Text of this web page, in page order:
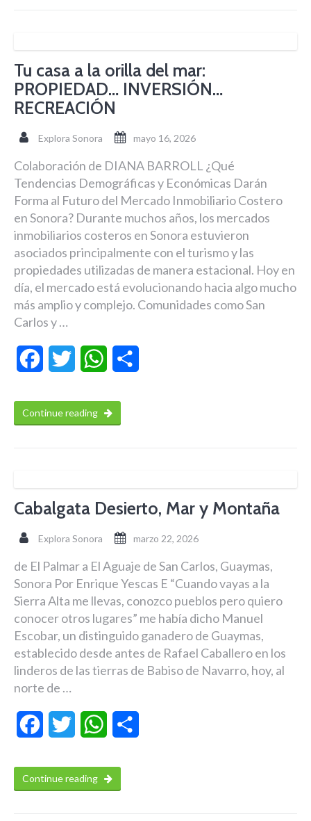
Tu casa a la orilla del mar:
PROPIEDAD… INVERSIÓN…
RECREACIÓN
Explora Sonora mayo 16, 2026
Colaboración de DIANA BARROLL ¿Qué
Tendencias Demográficas y Económicas Darán
Forma al Futuro del Mercado Inmobiliario Costero
en Sonora? Durante muchos años, los mercados
inmobiliarios costeros en Sonora estuvieron
asociados principalmente con el turismo y las
propiedades utilizadas de manera estacional. Hoy en
día, el mercado está evolucionando hacia algo mucho
más amplio y complejo. Comunidades como San
Carlos y …
FacebookTwitter WhatsApp
Continue reading
Cabalgata Desierto, Mar y Montaña
Explora Sonora marzo 22, 2026
de El Palmar a El Aguaje de San Carlos, Guaymas,
Sonora Por Enrique Yescas E “Cuando vayas a la
Sierra Alta me llevas, conozco pueblos pero quiero
conocer otros lugares” me había dicho Manuel
Escobar, un distinguido ganadero de Guaymas,
establecido desde antes de Rafael Caballero en los
linderos de las tierras de Babiso de Navarro, hoy, al
norte de …
FacebookTwitter WhatsApp
Continue reading